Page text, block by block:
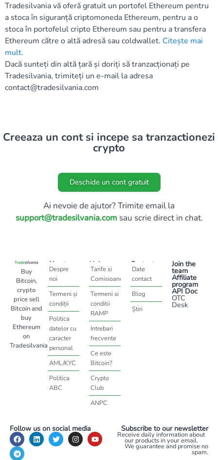
Tradesilvania vă oferă gratuit un portofel Ethereum pentru
a stoca în siguranță criptomoneda Ethereum, pentru a o
stoca în portofelul cripto Ethereum sau pentru a transfera
Ethereum către o altă adresă sau coldwallet. Citește mai
mult.
Dacă sunteți din altă țară și doriți să tranzacționați pe
Tradesilvania, trimiteți un e-mail la adresa
contact@tradesilvania.com
Creeaza un cont si incepe sa tranzactionezi
crypto
Deschide un cont gratuit
Ai nevoie de ajutor? Trimite email la
support@tradesilvania.com sau scrie direct in chat.
Buy
Bitcoin,
crypto
price sell
Bitcoin and
buy
Ethereum
on
Tradesilvania
About
Despre
noi
Termeni și
condiții
Politica
datelor cu
caracter
personal
AML/KYC
Politica
ABC
Help
Tarife si
Comisioane
Termeni si
conditii
RAMP
Intrebari
frecvente
Ce este
Bitcoin?
Crypto
Club
ANPC
Contact
Date
contact
Blog
Știri
Join the
team
Affiliate
program
API Doc
OTC
Desk
Follow us on social media Subscribe to our newsletter
Receive daily information about
our products in your email.
We guarantee and promise no
spam.